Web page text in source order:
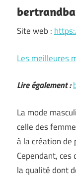
Site web :
Les meilleures
Lire également :
La mode
celle des
à la création de
Cependant,
la qualité dont